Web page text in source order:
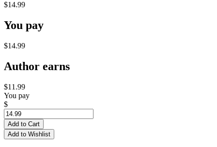
$14.99
You pay
$14.99
Author earns
$11.99
You pay
$
Add to Cart
Add to Wishlist